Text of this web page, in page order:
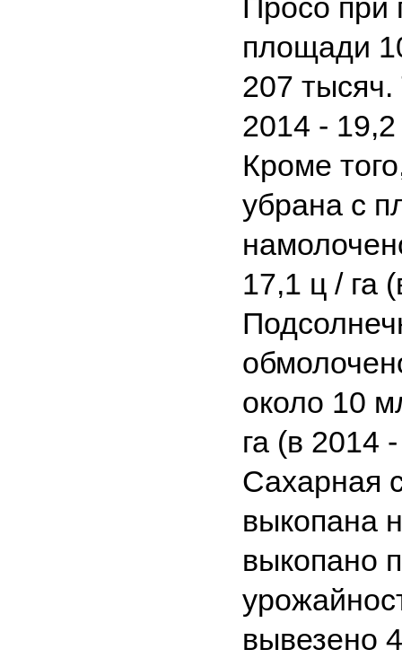
Просо при
площади
207 тысяч.
2014 - 19,2
Кроме
убрана с
17,1 ц / га
около 10
га (в 2014
Сахарная
выкопана
выкопано
вывезено